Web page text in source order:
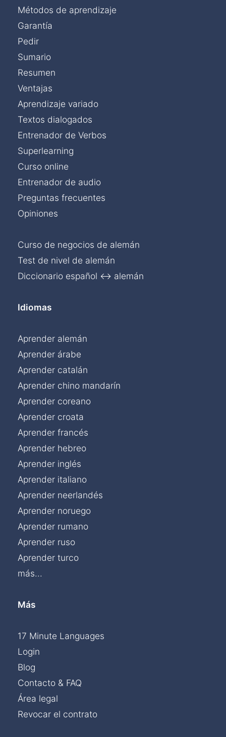
Métodos de aprendizaje
Garantía
Pedir
Sumario
Resumen
Ventajas
Aprendizaje variado
Textos dialogados
Entrenador de Verbos
Superlearning
Curso online
Entrenador de audio
Preguntas frecuentes
Opiniones
Curso de negocios de alemán
Test de nivel de alemán
Diccionario español ↔ alemán
Idiomas
Aprender alemán
Aprender árabe
Aprender catalán
Aprender chino mandarín
Aprender coreano
Aprender croata
Aprender francés
Aprender hebreo
Aprender inglés
Aprender italiano
Aprender neerlandés
Aprender noruego
Aprender rumano
Aprender ruso
Aprender turco
más...
Más
17 Minute Languages
Login
Blog
Contacto & FAQ
Área legal
Revocar el contrato